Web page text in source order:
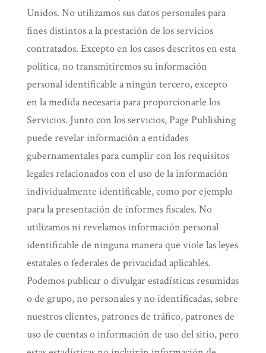
Unidos. No utilizamos sus datos personales para
fines distintos a la prestación de los servicios
contratados. Excepto en los casos descritos en esta
política, no transmitiremos su información
personal identificable a ningún tercero, excepto
en la medida necesaria para proporcionarle los
Servicios. Junto con los servicios, Page Publishing
puede revelar información a entidades
gubernamentales para cumplir con los requisitos
legales relacionados con el uso de la información
individualmente identificable, como por ejemplo
para la presentación de informes fiscales. No
utilizamos ni revelamos información personal
identificable de ninguna manera que viole las leyes
estatales o federales de privacidad aplicables.
Podemos publicar o divulgar estadísticas resumidas
o de grupo, no personales y no identificadas, sobre
nuestros clientes, patrones de tráfico, patrones de
uso de cuentas o información de uso del sitio, pero